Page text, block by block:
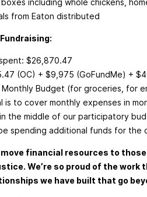
including whole chickens,
from Eaton distributed
$26,870.47
(OC) + $9,975 (GoFundMe) +
Monthly Budget (for groceries, for
is to cover monthly expenses in
the middle of our participatory
spending additional funds for the
move financial resources to
We’re so proud of the work
we have built that go